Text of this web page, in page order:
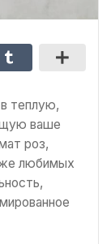
теплую,
ваше
роз,
любимых